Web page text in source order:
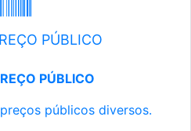
PÚBLICO
PÚBLICO
públicos diversos.